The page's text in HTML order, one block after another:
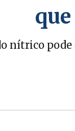
nítrico